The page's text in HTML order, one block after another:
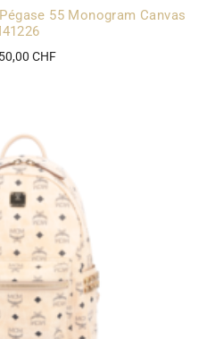
55 Monogram Canvas
CHF